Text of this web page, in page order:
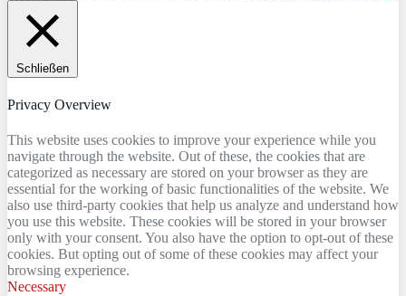
Schließen
Privacy Overview
This website uses cookies to improve your experience while you
navigate through the website. Out of these, the cookies that are
categorized as necessary are stored on your browser as they are
essential for the working of basic functionalities of the website. We
also use third-party cookies that help us analyze and understand how
you use this website. These cookies will be stored in your browser
only with your consent. You also have the option to opt-out of these
cookies. But opting out of some of these cookies may affect your
browsing experience.
Necessary